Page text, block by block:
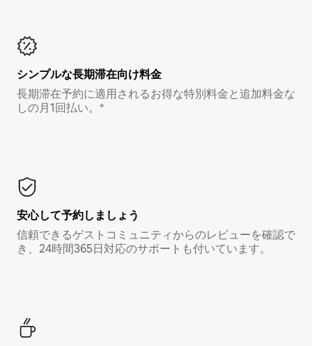
シンプルな長期滞在向け料金
長期滞在予約に適用されるお得な特別料金と追加料金な
しの月1回払い。*
安心して予約しましょう
信頼できるゲストコミュニティからのレビューを確認で
き、24時間365日対応のサポートも付いています。